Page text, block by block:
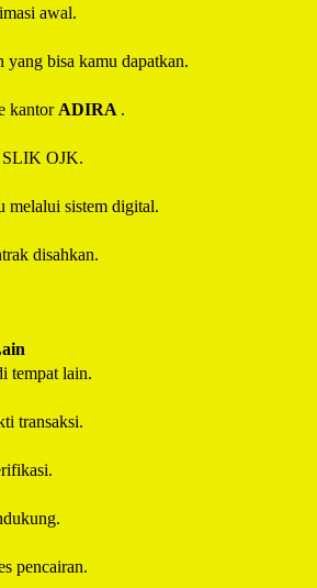
awal.
bisa kamu dapatkan.
kantor ADIRA .
SLIK OJK.
melalui sistem digital.
disahkan.
tempat lain.
transaksi.
pencairan.